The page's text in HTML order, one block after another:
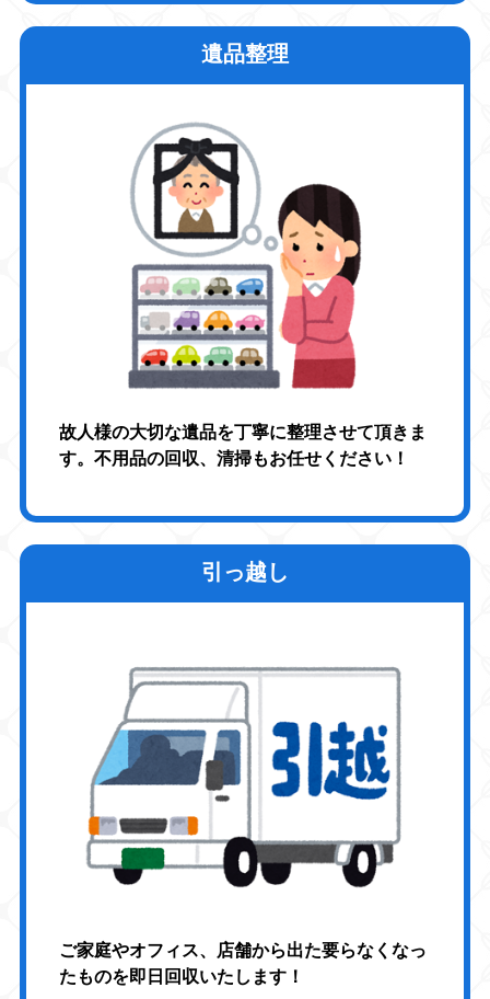
遺品整理
故人様の大切な遺品を丁寧に整理させて頂きま
す。不用品の回収、清掃もお任せください！
引っ越し
ご家庭やオフィス、店舗から出た要らなくなっ
たものを即日回収いたします！